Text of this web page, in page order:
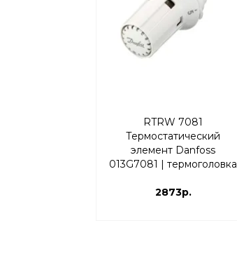
RTRW 7081
Термостатический
элемент Danfoss
013G7081 | термоголовка
2873р.